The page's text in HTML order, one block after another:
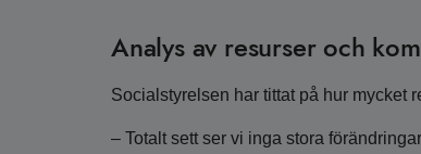
Analys av resurser och
Socialstyrelsen har tittat på hur mycket
– Totalt sett ser vi inga stora